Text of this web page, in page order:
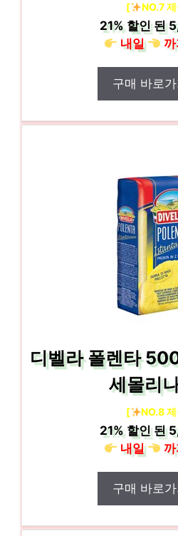
[ NO.7
21%할인 된
내일
구매 바로가
디벨라 폴렌타
세몰리
[ NO.8
21%할인 된
내일
구매 바로가